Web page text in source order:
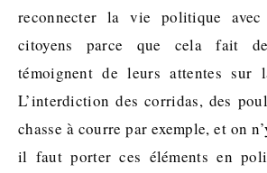
reconnecter la vie politique
citoyens parce que cela fait
témoignent de leurs attentes sur
L’interdiction des corridas, des
chasse à courre par exemple, et on
il faut porter ces éléments en